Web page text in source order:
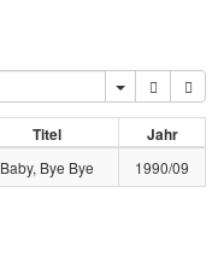
Titel Jahr
Baby, Bye Bye 1990/09